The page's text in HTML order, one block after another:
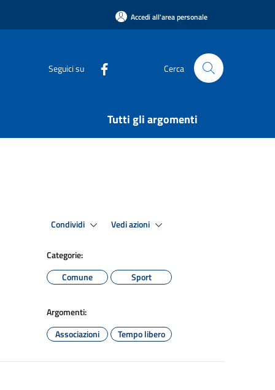
Accedi all'area personale
Seguici su Cerca
Tutti gli argomenti
Condividi Vedi azioni
Categorie:
Comune
Sport
Argomenti:
Associazioni
Tempo libero